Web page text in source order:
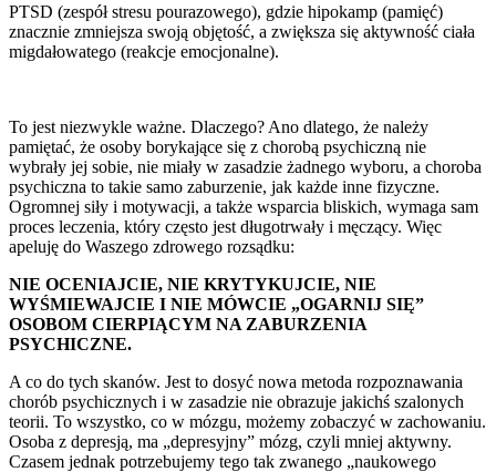
PTSD (zespół stresu pourazowego), gdzie hipokamp (pamięć)
znacznie zmniejsza swoją objętość, a zwiększa się aktywność ciała
migdałowatego (reakcje emocjonalne).
To jest niezwykle ważne. Dlaczego? Ano dlatego, że należy
pamiętać, że osoby borykające się z chorobą psychiczną nie
wybrały jej sobie, nie miały w zasadzie żadnego wyboru, a choroba
psychiczna to takie samo zaburzenie, jak każde inne fizyczne.
Ogromnej siły i motywacji, a także wsparcia bliskich, wymaga sam
proces leczenia, który często jest długotrwały i męczący. Więc
apeluję do Waszego zdrowego rozsądku:
NIE OCENIAJCIE, NIE KRYTYKUJCIE, NIE
WYŚMIEWAJCIE I NIE MÓWCIE „OGARNIJ SIĘ”
OSOBOM CIERPIĄCYM NA ZABURZENIA
PSYCHICZNE.
A co do tych skanów. Jest to dosyć nowa metoda rozpoznawania
chorób psychicznych i w zasadzie nie obrazuje jakichś szalonych
teorii. To wszystko, co w mózgu, możemy zobaczyć w zachowaniu.
Osoba z depresją, ma „depresyjny” mózg, czyli mniej aktywny.
Czasem jednak potrzebujemy tego tak zwanego „naukowego